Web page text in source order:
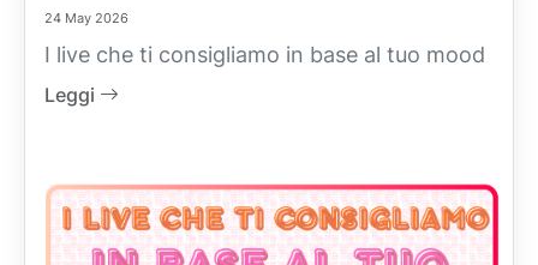
24 May 2026
I live che ti consigliamo in base al tuo mood
Leggi